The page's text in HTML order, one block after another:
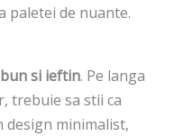
paletei de nuante.
si ieftin. Pe langa
trebuie sa stii ca
design minimalist,